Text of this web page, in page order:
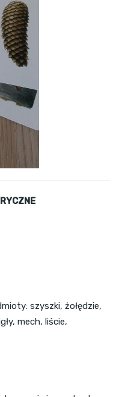
szyszki, żołędzie,
mech, liście,